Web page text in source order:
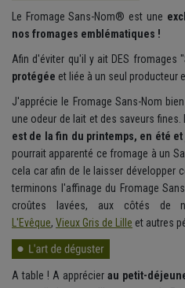
Le Fromage Sans-Nom® est une
nos fromages emblématiques !
Afin d'éviter qu'il y ait DES fromages
protégée et liée à un seul producteur
J'apprécie le Fromage Sans-Nom
une odeur de lait et des saveurs fines.
est de la fin du printemps, en été
pourrait apparenté ce fromage à un
cela car afin de le laisser développer
terminons l'affinage du Fromage
croûtes lavées, aux côtés de
L'Evêque, Vieux Gris de Lille et autres
A table ! A apprécier au petit-